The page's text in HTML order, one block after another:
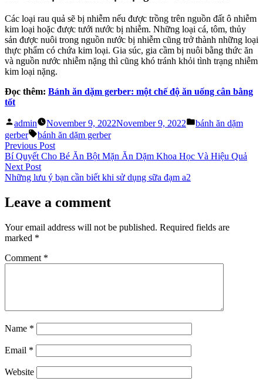
Các loại rau quả sẽ bị nhiễm nếu được trồng trên nguồn đất ô nhiễm
kim loại hoặc được tưới nước bị nhiễm. Những loại cá, tôm, thủy
sản được nuôi trong nguồn nước bị nhiễm cũng trở thành những loại
thực phẩm có chứa kim loại. Gia súc, gia cầm bị nuôi bằng thức ăn
và nguồn nước nhiễm nặng thì cũng khó tránh khỏi tình trạng nhiễm
kim loại nặng.
Đọc thêm: Bánh ăn dặm gerber: một chế độ ăn uống cân bằng
tốt
Posted
by
admin November 9, 2022November 9, 2022
Posted
bánh ăn dặm
gerber
Tags:
bánh ăn dặm gerber
Post
navigation
Previous PostPrevious
post:
Bí Quyết Cho Bé Ăn Bột Mặn Ăn Dặm Khoa Học Và Hiệu Quả
Next PostNext
post:
Những lưu ý bạn cần biết khi sử dụng sữa đạm a2
Leave a comment
Your email address will not be published. Required fields are
marked *
Comment *
Name *
Email *
Website